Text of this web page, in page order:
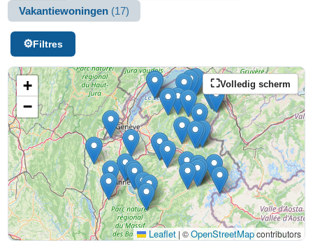
Vakantiewoningen (17)
Filtres
Volledig scherm
+
−
Leaflet | ©OpenStreetMapcontributors